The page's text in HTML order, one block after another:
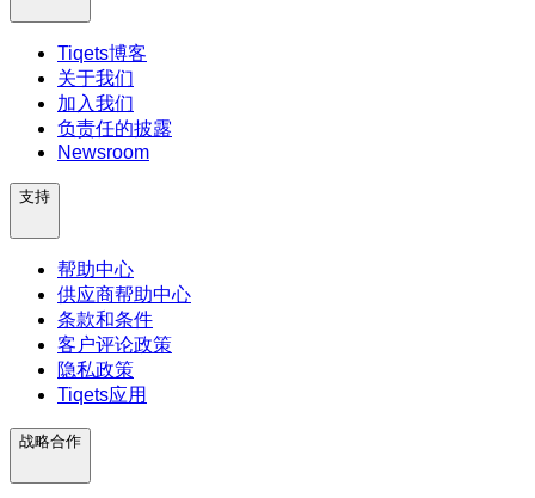
Tiqets博客
关于我们
加入我们
负责任的披露
Newsroom
支持
帮助中心
供应商帮助中心
条款和条件
客户评论政策
隐私政策
Tiqets应用
战略合作